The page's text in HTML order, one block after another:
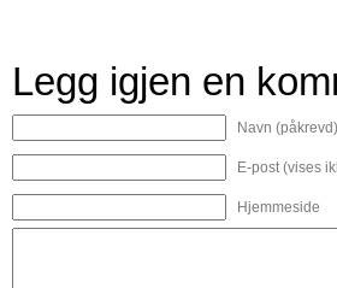
Legg igjen en
Navn (påkrevd)
E-post (vises
Hjemmeside